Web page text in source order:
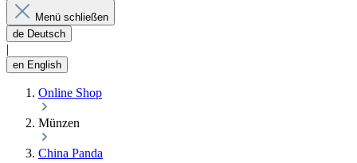
Menü schließen
de Deutsch
en English
Online Shop
Münzen
China Panda